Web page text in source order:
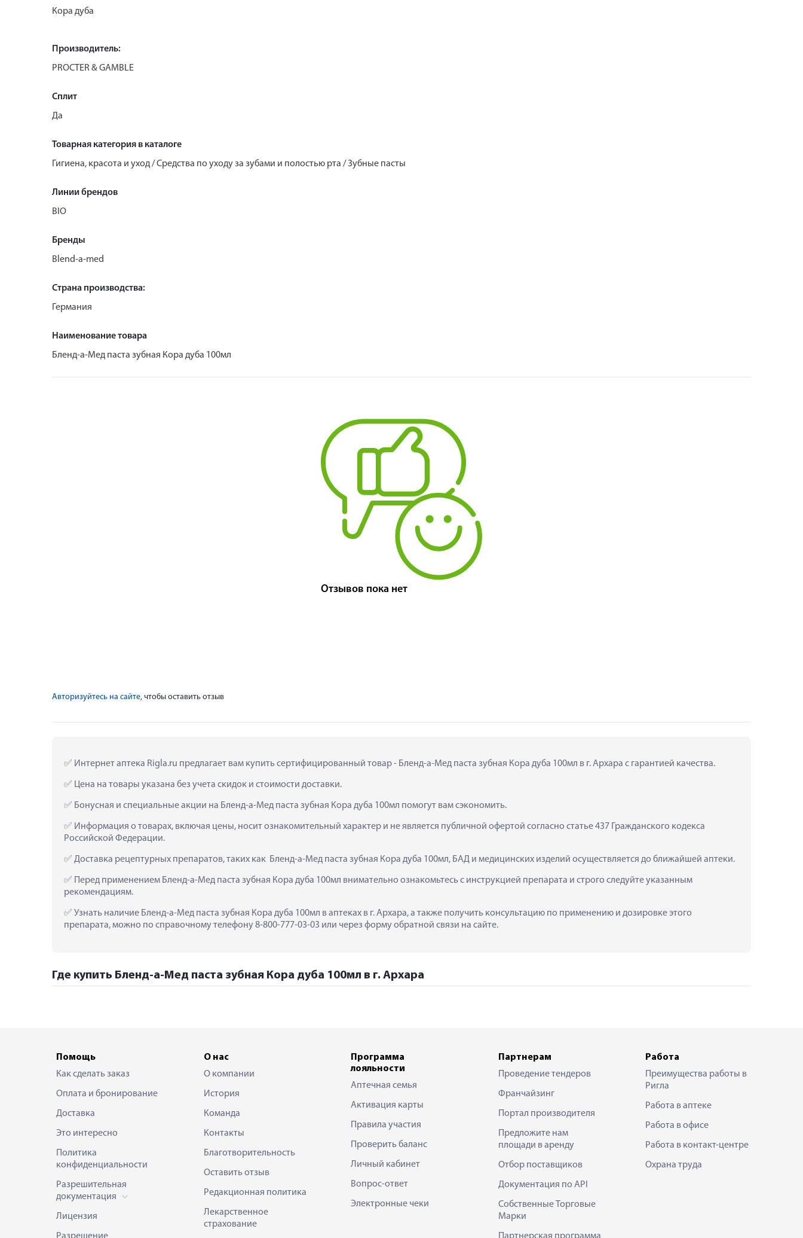
Кора дуба
Производитель:
PROCTER & GAMBLE
Сплит
Да
Товарная категория в каталоге
Гигиена, красота и уход / Средства по уходу за зубами и полостью рта / Зубные пасты
Линии брендов
BIO
Бренды
Blend-a-med
Страна производства:
Германия
Наименование товара
Бленд-а-Мед паста зубная Кора дуба 100мл
Отзывов пока нет
Авторизуйтесь на сайте, чтобы оставить отзыв
Интернет аптека Rigla.ru предлагает вам купить сертифицированный товар - Бленд-а-Мед паста зубная Кора дуба 100мл в г. Архара с гарантией качества.
Цена на товары указана без учета скидок и стоимости доставки.
Бонусная и специальные акции на Бленд-а-Мед паста зубная Кора дуба 100мл помогут вам сэкономить.
Информация о товарах, включая цены, носит ознакомительный характер и не является публичной офертой согласно статье 437 Гражданского кодекса
Российской Федерации.
Доставка рецептурных препаратов, таких как  Бленд-а-Мед паста зубная Кора дуба 100мл, БАД и медицинских изделий осуществляется до ближайшей аптеки.
Перед применением Бленд-а-Мед паста зубная Кора дуба 100мл внимательно ознакомьтесь с инструкцией препарата и строго следуйте указанным
рекомендациям.
Узнать наличие Бленд-а-Мед паста зубная Кора дуба 100мл в аптеках в г. Архара, а также получить консультацию по применению и дозировке этого
препарата, можно по справочному телефону 8-800-777-03-03 или через форму обратной связи на сайте.
Где купить Бленд-а-Мед паста зубная Кора дуба 100мл в г. Архара
Помощь
Как сделать заказ
Оплата и бронирование
Доставка
Это интересно
Политика
конфиденциальности
Разрешительная
документация
Лицензия
О нас
О компании
История
Команда
Контакты
Благотворительность
Оставить отзыв
Редакционная политика
Лекарственное
страхование
Программа
лояльности
Аптечная семья
Активация карты
Правила участия
Проверить баланс
Личный кабинет
Вопрос-ответ
Электронные чеки
Партнерам
Проведение тендеров
Франчайзинг
Портал производителя
Предложите нам
площади в аренду
Отбор поставщиков
Документация по API
Собственные Торговые
Марки
Работа
Преимущества работы в
Ригла
Работа в аптеке
Работа в офисе
Работа в контакт-центре
Охрана труда